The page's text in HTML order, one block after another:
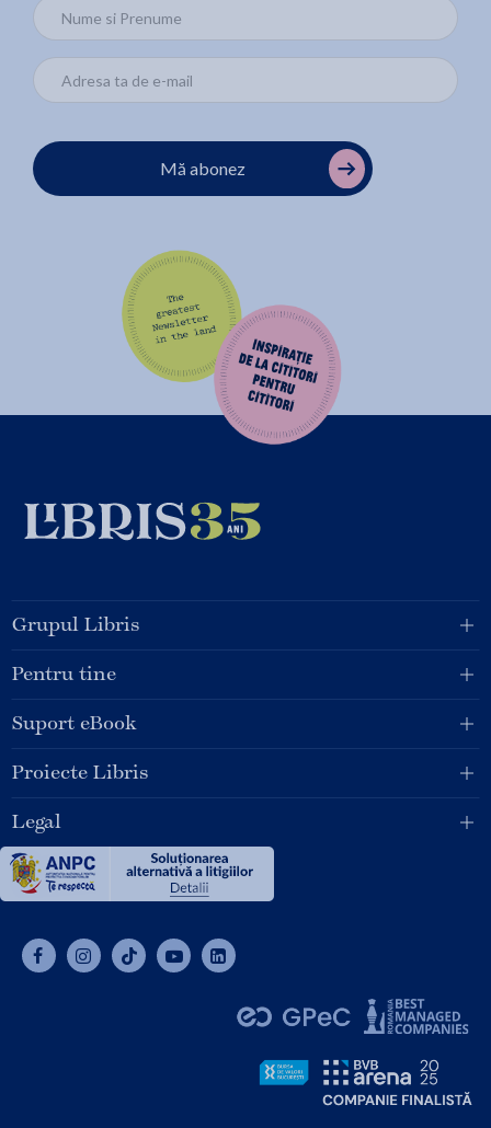
Mă abonez
Grupul Libris
Pentru tine
Suport eBook
Proiecte Libris
Legal